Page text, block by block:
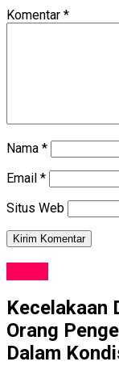
Komentar *
Nama *
Email *
Situs Web
Kecelakaan
Orang
Dalam